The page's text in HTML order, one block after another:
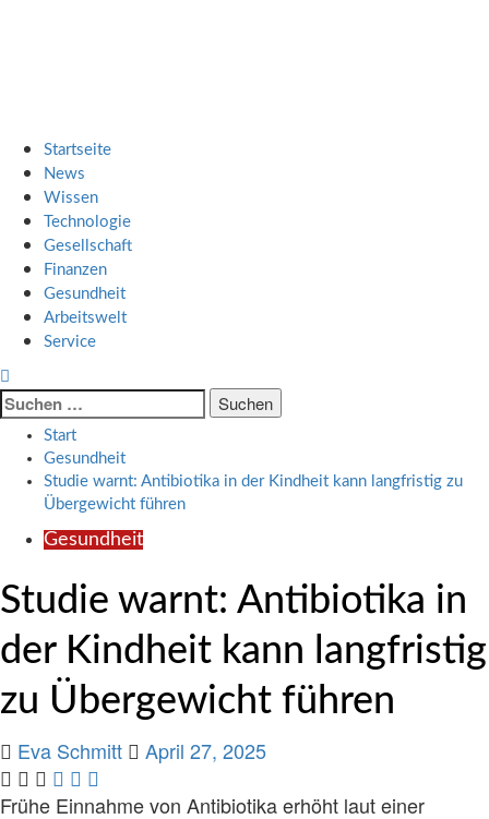
Startseite
News
Wissen
Technologie
Gesellschaft
Finanzen
Gesundheit
Arbeitswelt
Service
Suche
nach:
Start
Gesundheit
Studie warnt: Antibiotika in der Kindheit kann langfristig zu
Übergewicht führen
Gesundheit
Studie warnt: Antibiotika in
der Kindheit kann langfristig
zu Übergewicht führen
Eva Schmitt
April 27, 2025
Frühe Einnahme von Antibiotika erhöht laut einer